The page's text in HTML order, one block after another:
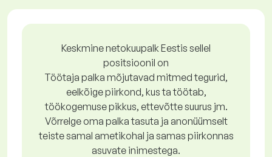
Keskmine netokuupalk Eestis sellel
positsioonil on
Töötaja palka mõjutavad mitmed tegurid,
eelkõige piirkond, kus ta töötab,
töökogemuse pikkus, ettevõtte suurus jm.
Võrrelge oma palka tasuta ja anonüümselt
teiste samal ametikohal ja samas piirkonnas
asuvate inimestega.